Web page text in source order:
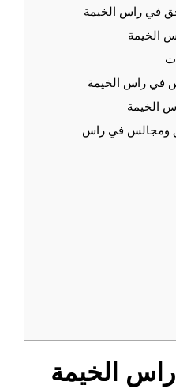
في راس الخيمة
الخيمة
في راس الخيمة
الخيمة
ومجالس في راس
الخيمة